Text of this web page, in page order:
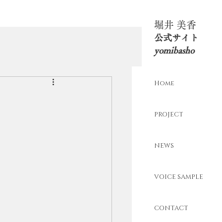
​堀井 美香
​公式サイト
yomibasho
Home
PROJECT
NEWS
VOICE SAMPLE
CONTACT